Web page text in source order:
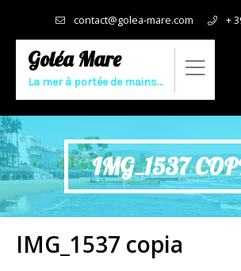
contact@golea-mare.com +
Goléa Mare
La mer à portée de mains…
IMG_1537
IMG_1537 copia